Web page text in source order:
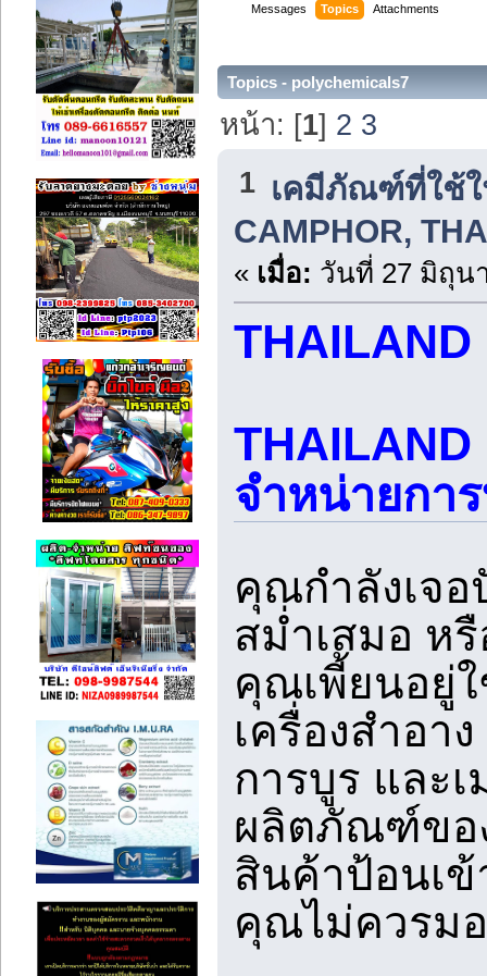
Messages Topics Attachments
Topics - polychemicals7
หน้า: [1] 2 3
1 เคมีภัณฑ์ที่ใช้
CAMPHOR,
« เมื่อ: วันที่ 27 มิถุน
THAILAND
THAILAND
จำหน่ายกา
คุณกำลังเจ
สม่ำเสมอ ห
คุณเพี้ยนอยู่
เครื่องสำอา
การบูร และ
ผลิตภัณฑ์ขอ
สินค้าป้อนเข้
คุณไม่ควรม